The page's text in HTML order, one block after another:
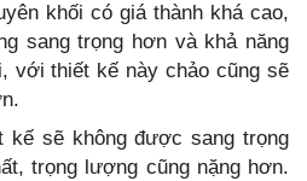
khối có giá thành khá cao,
sang trọng hơn và khả năng
với thiết kế này chảo cũng sẽ
kế sẽ không được sang trọng
trọng lượng cũng nặng hơn.